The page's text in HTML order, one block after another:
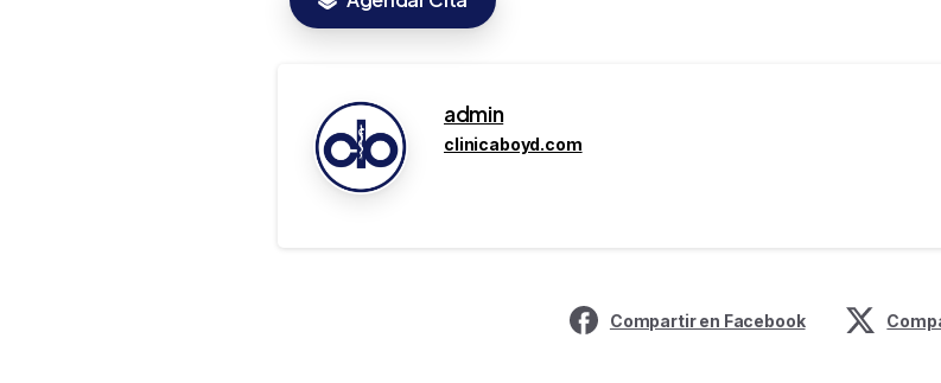
admin
clinicaboyd.com
Compartir en Facebook